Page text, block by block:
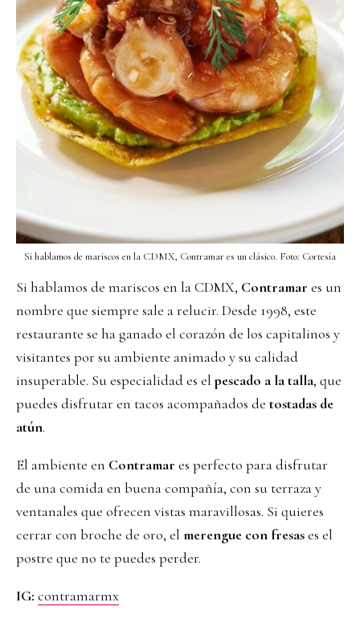
Si hablamos de mariscos en la CDMX, Contramar es un clásico. Foto: Cortesía
Si hablamos de mariscos en la CDMX, Contramar es un
nombre que siempre sale a relucir. Desde 1998, este
restaurante se ha ganado el corazón de los capitalinos y
visitantes por su ambiente animado y su calidad
insuperable. Su especialidad es elpescado a la talla, que
puedes disfrutar en tacos acompañados de tostadas de
atún.
El ambiente en Contramar es perfecto para disfrutar
de una comida en buena compañía, con su terraza y
ventanales que ofrecen vistas maravillosas. Si quieres
cerrar con broche de oro, el merengue con fresases el
postre que no te puedes perder.
IG: contramarmx